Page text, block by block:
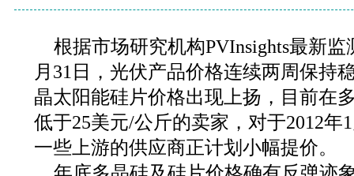
根据市场研究机构PVInsights最新监
月31日，光伏产品价格连续两周保持
晶太阳能硅片价格出现上扬，目前在
低于25美元/公斤的卖家，对于2012年
一些上游的供应商正计划小幅提价。